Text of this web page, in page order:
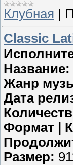
Клубная
Classic
Название:
Жанр
Дата
Формат |
Размер: